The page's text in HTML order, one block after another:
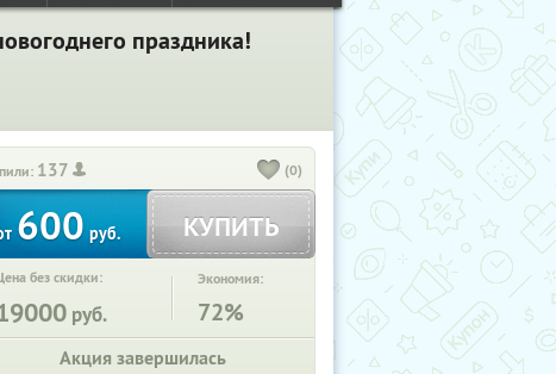
праздника!
137 (0)
600руб. КУПИТЬ
без скидки:
руб.
Экономия:
72%
Акция завершилась